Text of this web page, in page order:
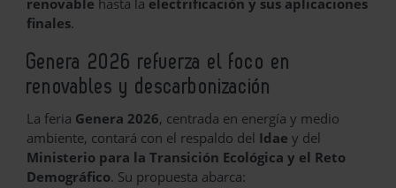
finales.
Genera 2026 refuerza el foco en
renovables y descarbonización
La feria Genera 2026, centrada en energía y medio
ambiente, contará con el respaldo del Idae y del
Ministerio para la Transición Ecológica y el Reto
Demográfico. Su propuesta abarca: